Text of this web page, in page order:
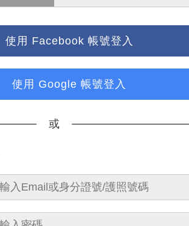
使用 Facebook 帳號登入
使用 Google 帳號登入
或